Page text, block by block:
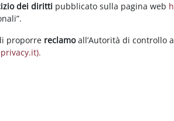
dei diritti pubblicato sulla pagina web
proporre reclamoall’Autorità di controllo